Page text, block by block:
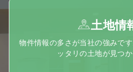
土地情
物件情報の多さが当社の強みで
ッタリの土地が見つか